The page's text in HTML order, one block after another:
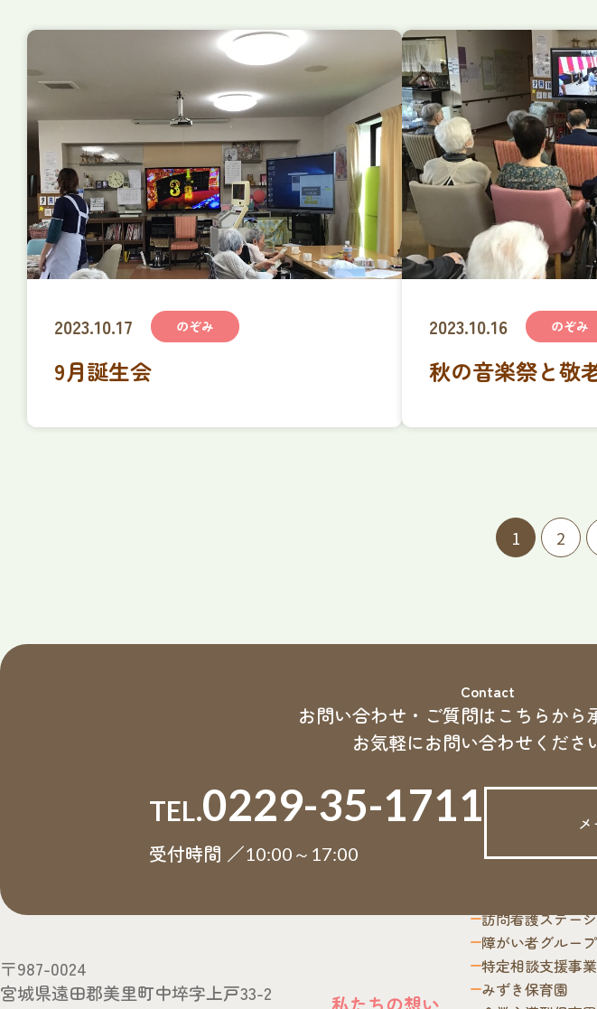
2023.10.17 のぞみ
9月誕生会
2023.10.16 のぞみ
秋の音楽祭と敬
1 2
Contact
お問い合わせ・ご質問はこちらから
お気軽にお問い合わせくださ
TEL.0229-35-1711
受付時間 ／10:00～17:00
〒987-0024
宮城県遠田郡美里町中埣字上戸33-2
HOME
お知らせ
ブログ
サービス紹介
介護付き有料老
訪問看護ステー
障がい者グルー
特定相談支援事
みずき保育園